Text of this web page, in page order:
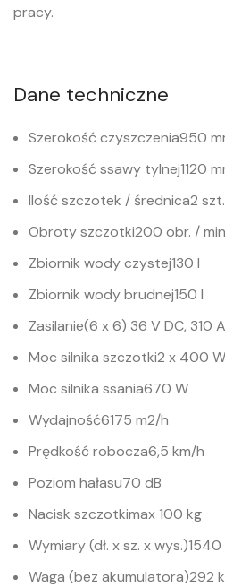
pracy.
Dane techniczne
Szerokość czyszczenia950
Szerokość ssawy tylnej1120
Ilość szczotek / średnica2
Obroty szczotki200 obr. /
Zbiornik wody czystej130 l
Zbiornik wody brudnej150 l
Zasilanie(6 x 6) 36 V DC, 310
Moc silnika szczotki2 x 400 W
Moc silnika ssania670 W
Wydajność6175 m2/h
Prędkość robocza6,5 km/h
Poziom hałasu70 dB
Nacisk szczotkimax 100 kg
Wymiary (dł. x sz. x wys.)1540
Waga (bez akumulatora)292